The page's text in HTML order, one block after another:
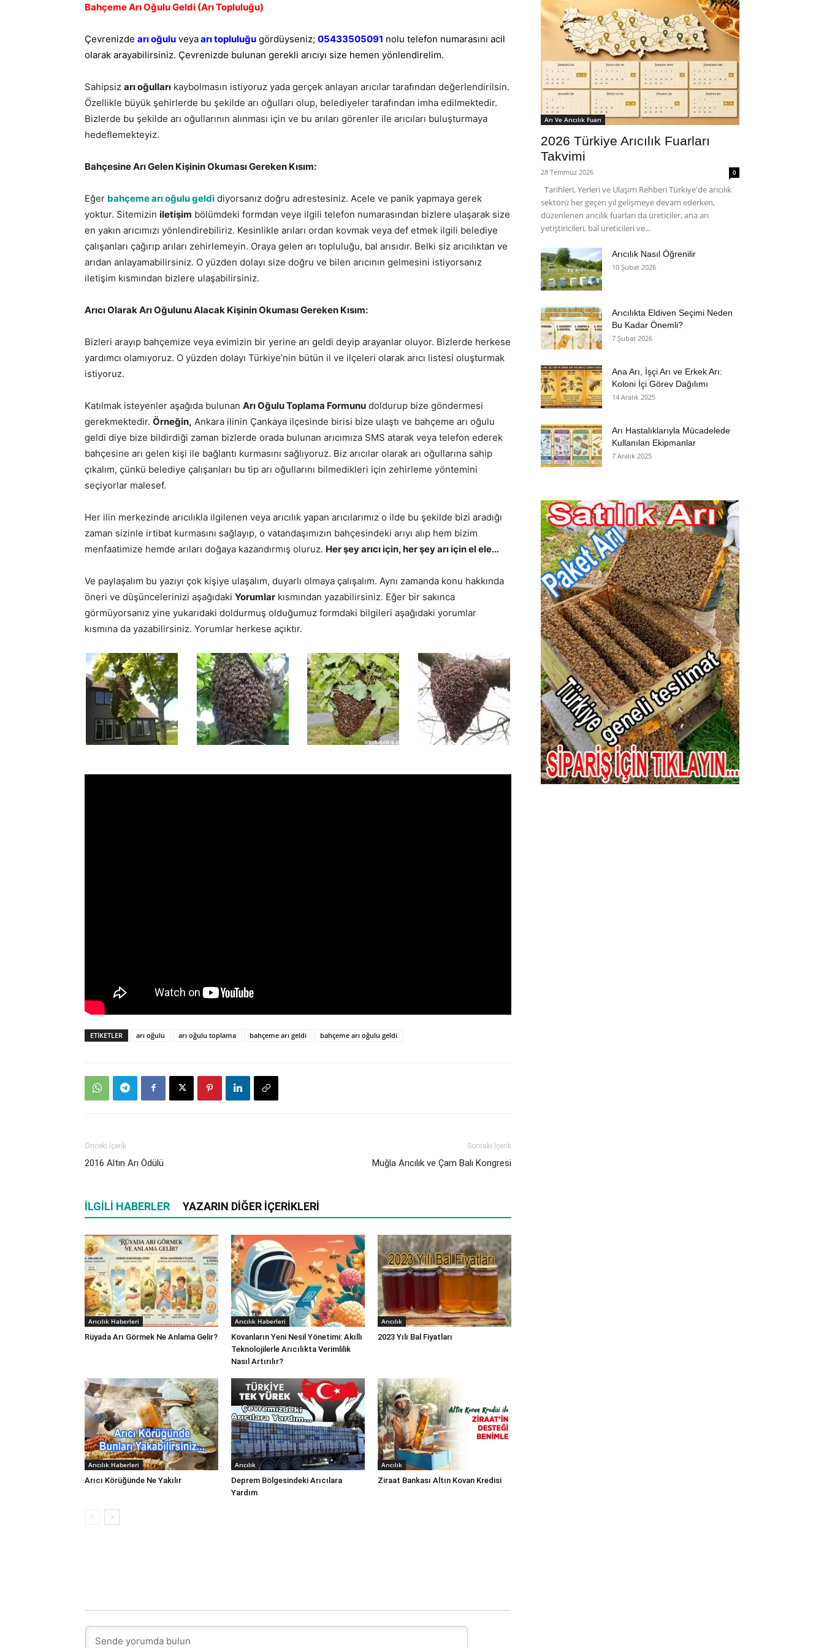
Bahçeme Arı Oğulu Geldi (Arı Topluluğu)
Çevrenizde arı oğulu veyaarı topluluğu gördüyseniz; 05433505091 nolu telefon numarasını acil
olarak arayabilirsiniz. Çevrenizde bulunan gerekli arıcıyı size hemen yönlendirelim.
Sahipsiz arı oğulları kaybolmasın istiyoruz yada gerçek anlayan arıcılar tarafından değerlendirilsin.
Özellikle büyük şehirlerde bu şekilde arı oğulları olup, belediyeler tarafından imha edilmektedir.
Bizlerde bu şekilde arı oğullarının alınması için ve bu arıları görenler ile arıcıları buluşturmaya
hedeflemekteyiz.
Bahçesine Arı Gelen Kişinin Okuması Gereken Kısım:
Eğer bahçeme arı oğulu geldi diyorsanız doğru adrestesiniz. Acele ve panik yapmaya gerek
yoktur. Sitemizin iletişim bölümdeki formdan veye ilgili telefon numarasından bizlere ulaşarak size
en yakın arıcımızı yönlendirebiliriz. Kesinlikle arıları ordan kovmak veya def etmek ilgili belediye
çalışanları çağırıp arıları zehirlemeyin. Oraya gelen arı topluluğu, bal arısıdır. Belki siz arıcılıktan ve
arıdan anlayamabilirsiniz. O yüzden dolayı size doğru ve bilen arıcının gelmesini istiyorsanız
iletişim kısmından bizlere ulaşabilirsiniz.
Arıcı Olarak Arı Oğulunu Alacak Kişinin Okuması Gereken Kısım:
Bizleri arayıp bahçemize veya evimizin bir yerine arı geldi deyip arayanlar oluyor. Bizlerde herkese
yardımcı olamıyoruz. O yüzden dolayı Türkiye’nin bütün il ve ilçeleri olarak arıcı listesi oluşturmak
istiyoruz.
Katılmak isteyenler aşağıda bulunan Arı Oğulu Toplama Formunu doldurup bize göndermesi
gerekmektedir. Örneğin, Ankara ilinin Çankaya ilçesinde birisi bize ulaştı ve bahçeme arı oğulu
geldi diye bize bildirdiği zaman bizlerde orada bulunan arıcımıza SMS atarak veya telefon ederek
bahçesine arı gelen kişi ile bağlantı kurmasını sağlıyoruz. Biz arıcılar olarak arı oğullarına sahip
çıkalım, çünkü belediye çalışanları bu tip arı oğullarını bilmedikleri için zehirleme yöntemini
seçiyorlar malesef.
Her ilin merkezinde arıcılıkla ilgilenen veya arıcılık yapan arıcılarımız o ilde bu şekilde bizi aradığı
zaman sizinle irtibat kurmasını sağlayıp, o vatandaşımızın bahçesindeki arıyı alıp hem bizim
menfaatimize hemde arıları doğaya kazandırmış oluruz. Her şey arıcı için, her şey arı için el ele…
Ve paylaşalım bu yazıyı çok kişiye ulaşalım, duyarlı olmaya çalışalım. Aynı zamanda konu hakkında
öneri ve düşüncelerinizi aşağıdaki Yorumlar kısmından yazabilirsiniz. Eğer bir sakınca
görmüyorsanız yine yukarıdaki doldurmuş olduğumuz formdaki bilgileri aşağıdaki yorumlar
kısmına da yazabilirsiniz. Yorumlar herkese açıktır.
ETIKETLER arı oğulu arı oğulu toplama bahçeme arı geldi bahçeme arı oğulu geldi
Önceki İçerik
2016 Altın Arı Ödülü
Sonraki İçerik
Muğla Arıcılık ve Çam Balı Kongresi
İLGILI HABERLER YAZARIN DIĞER İÇERIKLERI
Arıcılık Haberleri
Rüyada Arı Görmek Ne Anlama Gelir?
Arıcılık Haberleri
Kovanların Yeni Nesil Yönetimi: Akıllı
Teknolojilerle Arıcılıkta Verimlilik
Nasıl Artırılır?
Arıcılık
2023 Yılı Bal Fiyatları
Arıcılık Haberleri
Arıcı Körüğünde Ne Yakılır
Arıcılık
Deprem Bölgesindeki Arıcılara
Yardım
Arıcılık
Ziraat Bankası Altın Kovan Kredisi
Arı Ve Arıcılık Fuarı
2026 Türkiye Arıcılık Fuarları
Takvimi
28 Temmuz 2026 0
Tarihleri, Yerleri ve Ulaşım Rehberi Türkiye'de arıcılık
sektörü her geçen yıl gelişmeye devam ederken,
düzenlenen arıcılık fuarları da üreticiler, ana arı
yetiştiricileri, bal üreticileri ve...
Arıcılık Nasıl Öğrenilir
10 Şubat 2026
Arıcılıkta Eldiven Seçimi Neden
Bu Kadar Önemli?
7 Şubat 2026
Ana Arı, İşçi Arı ve Erkek Arı:
Koloni İçi Görev Dağılımı
14 Aralık 2025
Arı Hastalıklarıyla Mücadelede
Kullanılan Ekipmanlar
7 Aralık 2025